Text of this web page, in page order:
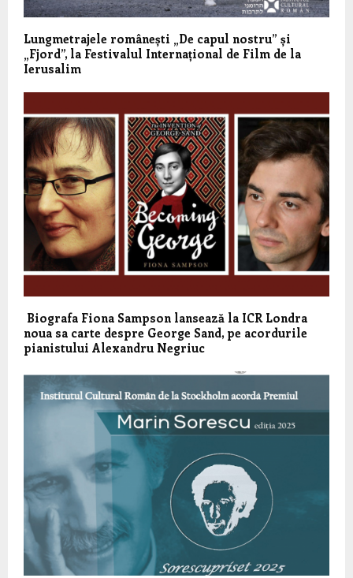
Lungmetrajele românești „De capul nostru” și
„Fjord”, la Festivalul Internațional de Film de la
Ierusalim
Biografa Fiona Sampson lansează la ICR Londra
noua sa carte despre George Sand, pe acordurile
pianistului Alexandru Negriuc